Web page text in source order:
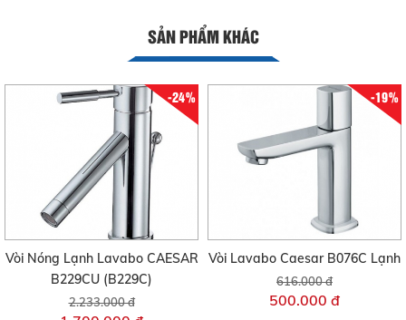
SẢN PHẨM KHÁC
-24%
Vòi Nóng Lạnh Lavabo CAESAR
B229CU (B229C)
2.233.000 đ
-19%
Vòi Lavabo Caesar B076C Lạnh
616.000 đ
500.000 đ